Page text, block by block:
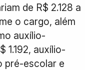
de R$ 2.128 a
o cargo, além
auxílio-
1.192, auxílio-
pré-escolar e